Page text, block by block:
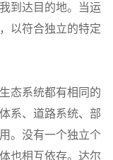
到达目的地。当运
以符合独立的特定
态系统都有相同的
系、道路系统、部
。没有一个独立个
也相互依存。达尔